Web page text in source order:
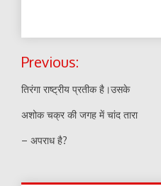
Post
navigation
Previous:
तिरंगा राष्ट्रीय प्रतीक है।उसके
अशोक चक्र की जगह में चांद तारा
– अपराध है?